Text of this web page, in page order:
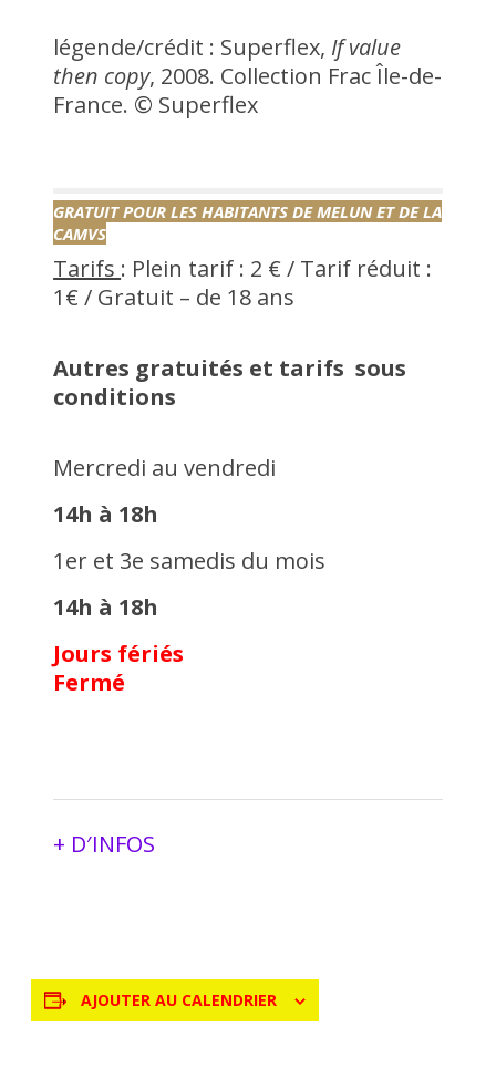
légende/crédit : Superflex, If value
then copy, 2008. Collection Frac Île-de-
France. © Superflex
GRATUIT POUR LES HABITANTSDE MELUNET DE LA
CAMVS
Tarifs : Plein tarif : 2 € / Tarif réduit :
1€ / Gratuit – de 18 ans
Autres gratuités et tarifssous
conditions
Mercredi au vendredi
14h à 18h
1er et 3e samedis du mois
14h à 18h
Jours fériés
Fermé
+ D′INFOS
AJOUTER AU CALENDRIER